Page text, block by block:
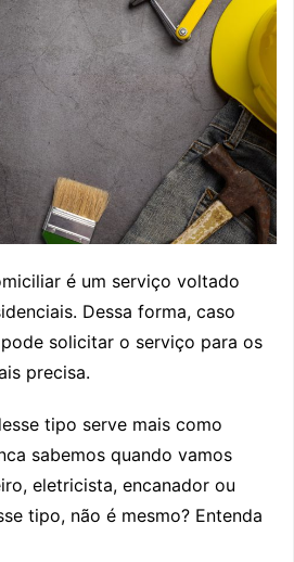
é um serviço voltado
Dessa forma, caso
solicitar o serviço para os
precisa.
tipo serve mais como
sabemos quando vamos
eletricista, encanador ou
tipo, não é mesmo? Entenda